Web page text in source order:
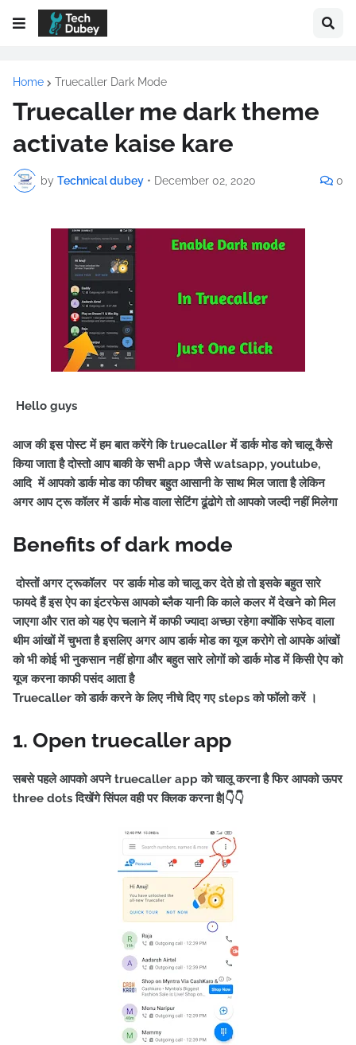
Home Truecaller Dark Mode
Truecaller me dark theme
activate kaise kare
by Technical dubey • December 02, 2020 0
Hello guys
आज की इस पोस्ट में हम बात करेंगे कि truecaller में डार्क मोड को चालू कैसे
किया जाता है दोस्तो आप बाकी के सभी app जैसे watsapp, youtube,
आदि में आपको डार्क मोड का फीचर बहुत आसानी के साथ मिल जाता है लेकिन
अगर आप ट्रू कॉलर में डार्क मोड वाला सेटिंग ढूंढोगे तो आपको जल्दी नहीं मिलेगा
Benefits of dark mode
दोस्तों अगर ट्रूकॉलर पर डार्क मोड को चालू कर देते हो तो इसके बहुत सारे
फायदे हैं इस ऐप का इंटरफेस आपको ब्लैक यानी कि काले कलर में देखने को मिल
जाएगा और रात को यह ऐप चलाने में काफी ज्यादा अच्छा रहेगा क्योंकि सफेद वाला
थीम आंखों में चुभता है इसलिए अगर आप डार्क मोड का यूज करोगे तो आपके आंखों
को भी कोई भी नुकसान नहीं होगा और बहुत सारे लोगों को डार्क मोड में किसी ऐप को
यूज करना काफी पसंद आता है
Truecaller को डार्क करने के लिए नीचे दिए गए steps को फॉलो करें ।
1. Open truecaller app
सबसे पहले आपको अपने truecaller app को चालू करना है फिर आपको ऊपर
three dots दिखेंगे सिंपल वही पर क्लिक करना है|👇👇